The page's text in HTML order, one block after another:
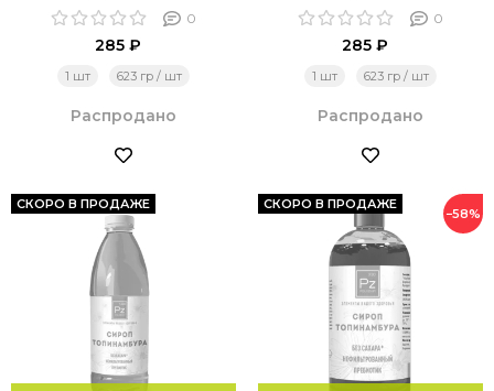
0
285 ₽
1 шт 623 гр / шт
Распродано
0
285 ₽
1 шт 623 гр / шт
Распродано
СКОРО В ПРОДАЖЕ СКОРО В ПРОДАЖЕ
−58%